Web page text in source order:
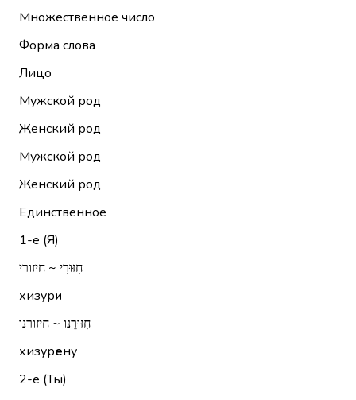
Множественное число
Форма слова
Лицо
Мужской род
Женский род
Мужской род
Женский род
Единственное
1-е (Я)
חִזּוּרִי ~ חיזורי
хизури
חִזּוּרֵנוּ ~ חיזורנו
хизурену
2-е (Ты)